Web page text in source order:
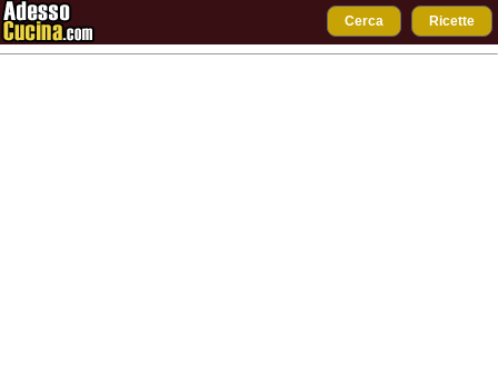
Cerca Ricette